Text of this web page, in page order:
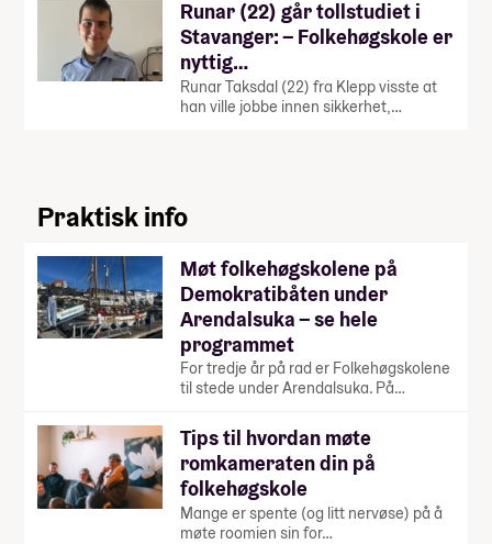
Runar (22) går tollstudiet i
Stavanger: – Folkehøgskole er
nyttig…
Runar Taksdal (22) fra Klepp visste at
han ville jobbe innen sikkerhet,…
Praktisk info
Møt folkehøgskolene på
Demokratibåten under
Arendalsuka – se hele
programmet
For tredje år på rad er Folkehøgskolene
til stede under Arendalsuka. På…
Tips til hvordan møte
romkameraten din på
folkehøgskole
Mange er spente (og litt nervøse) på å
møte roomien sin for…